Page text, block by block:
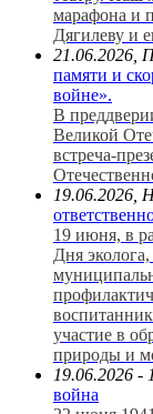
марафона и
Дягилеву и
21.06.2026,
памяти и
войне».
В
Великой
встреча-
19.06.2026,
19 июня, в
Дня
участие в
природы и
19.06.2026 -
война